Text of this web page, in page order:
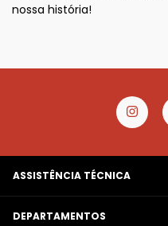
nossa história!
ASSISTÊNCIA TÉCNICA
DEPARTAMENTOS